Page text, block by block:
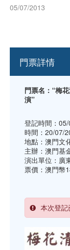
05/07/2013
門票詳情
門票名：“梅
演”
登記時間：
時間：20/07/
地點：澳門文
主辦：澳門基
演出單位：廣
票價：澳門幣
本次登記